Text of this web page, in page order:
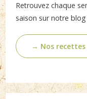
Retrouvez chaque
saison sur notre blog
→ Nos recettes